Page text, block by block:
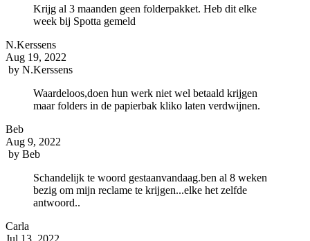
Krijg al 3 maanden geen folderpakket. Heb dit elke
week bij Spotta gemeld
N.Kerssens
Aug 19, 2022
by N.Kerssens
Waardeloos,doen hun werk niet wel betaald krijgen
maar folders in de papierbak kliko laten verdwijnen.
Beb
Aug 9, 2022
by Beb
Schandelijk te woord gestaanvandaag.ben al 8 weken
bezig om mijn reclame te krijgen...elke het zelfde
antwoord..
Carla
Jul 13, 2022